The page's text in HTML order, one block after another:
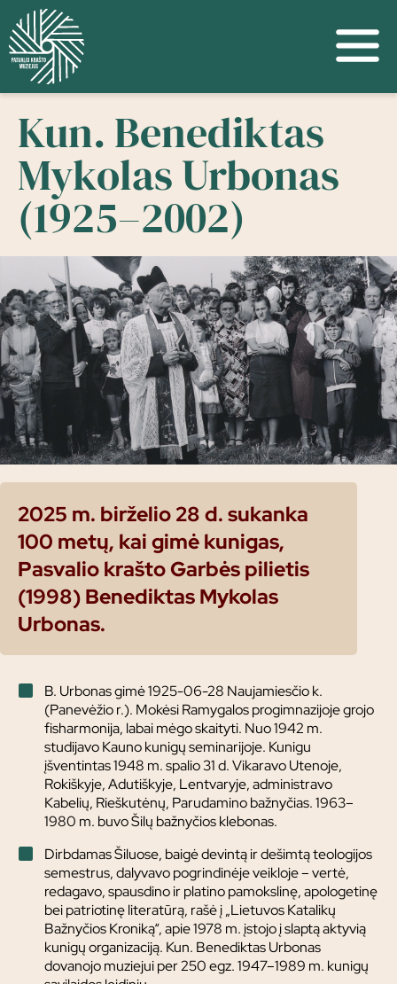
Kun. Benediktas
Mykolas Urbonas
(1925–2002)
2025 m. birželio 28 d. sukanka
100 metų, kai gimė kunigas,
Pasvalio krašto Garbės pilietis
(1998) Benediktas Mykolas
Urbonas.
B. Urbonas gimė 1925-06-28 Naujamiesčio k.
(Panevėžio r.). Mokėsi Ramygalos progimnazijoje grojo
fisharmonija, labai mėgo skaityti. Nuo 1942 m.
studijavo Kauno kunigų seminarijoje. Kunigu
įšventintas 1948 m. spalio 31 d. Vikaravo Utenoje,
Rokiškyje, Adutiškyje, Lentvaryje, administravo
Kabelių, Rieškutėnų, Parudamino bažnyčias. 1963–
1980 m. buvo Šilų bažnyčios klebonas.
Dirbdamas Šiluose, baigė devintą ir dešimtą teologijos
semestrus, dalyvavo pogrindinėje veikloje – vertė,
redagavo, spausdino ir platino pamokslinę, apologetinę
bei patriotinę literatūrą, rašė į „Lietuvos Katalikų
Bažnyčios Kroniką“, apie 1978 m. įstojo į slaptą aktyvią
kunigų organizaciją. Kun. Benediktas Urbonas
dovanojo muziejui per 250 egz. 1947–1989 m. kunigų